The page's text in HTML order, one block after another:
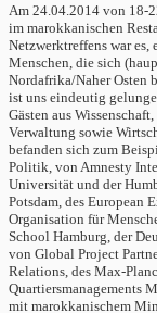
Am 24.04.2014 von 18-
im marokkanischen
Netzwerktreffens war es,
Menschen, die sich
Nordafrika/Naher Osten
ist uns eindeutig
Gästen aus
Verwaltung sowie
befanden sich zum
Politik, von Amnesty
Universität und der
Potsdam, des European
Organisation für
School Hamburg, der
von Global Project
Relations, des Max-
Quartiersmanagements
mit marokkanischem